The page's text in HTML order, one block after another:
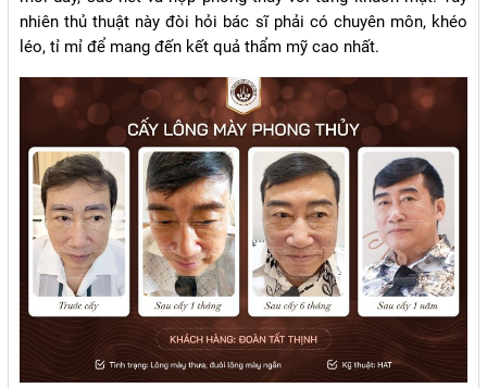
nhiên thủ thuật này đòi hỏi bác sĩ phải có chuyên môn, khéo
léo, tỉ mỉ để mang đến kết quả thẩm mỹ cao nhất.